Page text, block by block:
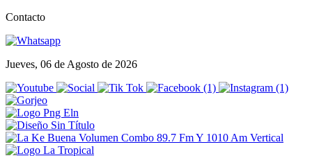
Contacto
Jueves, 06 de Agosto de 2026